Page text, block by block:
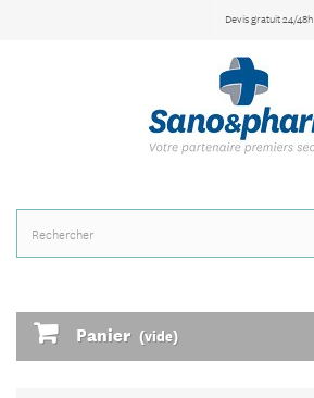
Devis gratuit 24/48h
Panier (vide)